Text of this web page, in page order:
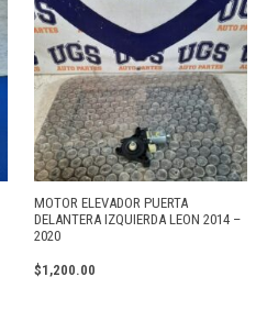
MOTOR ELEVADOR PUERTA
DELANTERA IZQUIERDA LEON 2014 –
2020
$1,200.00